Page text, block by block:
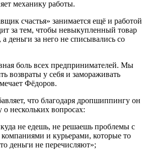
механику работы.
счастья» занимается ещё и работой
за тем, чтобы невыкупленный товар
деньги за него не списывались со
боль всех предпринимателей. Мы
возвраты у себя и замораживать
Фёдоров.
что благодаря дропшиппингу он
о нескольких вопросах:
не едешь, не решаешь проблемы с
и курьерами, которые то
деньги не перечисляют»;